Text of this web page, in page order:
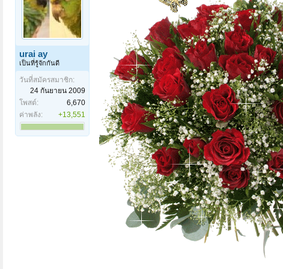
urai ay
เป็นที่รู้จักกันดี
วันที่สมัครสมาชิก:
24 กันยายน 2009
โพสต์:
6,670
ค่าพลัง:
+13,551